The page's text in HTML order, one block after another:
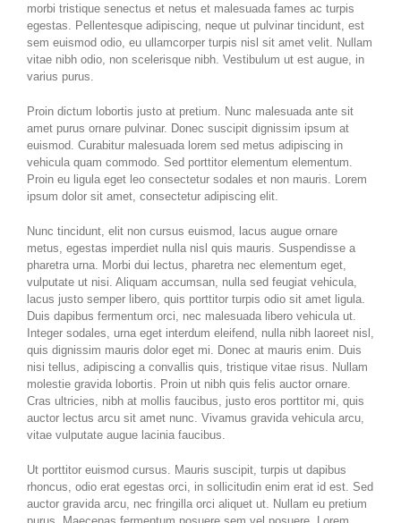
morbi tristique senectus et netus et malesuada fames ac turpis
egestas. Pellentesque adipiscing, neque ut pulvinar tincidunt, est
sem euismod odio, eu ullamcorper turpis nisl sit amet velit. Nullam
vitae nibh odio, non scelerisque nibh. Vestibulum ut est augue, in
varius purus.
Proin dictum lobortis justo at pretium. Nunc malesuada ante sit
amet purus ornare pulvinar. Donec suscipit dignissim ipsum at
euismod. Curabitur malesuada lorem sed metus adipiscing in
vehicula quam commodo. Sed porttitor elementum elementum.
Proin eu ligula eget leo consectetur sodales et non mauris. Lorem
ipsum dolor sit amet, consectetur adipiscing elit.
Nunc tincidunt, elit non cursus euismod, lacus augue ornare
metus, egestas imperdiet nulla nisl quis mauris. Suspendisse a
pharetra urna. Morbi dui lectus, pharetra nec elementum eget,
vulputate ut nisi. Aliquam accumsan, nulla sed feugiat vehicula,
lacus justo semper libero, quis porttitor turpis odio sit amet ligula.
Duis dapibus fermentum orci, nec malesuada libero vehicula ut.
Integer sodales, urna eget interdum eleifend, nulla nibh laoreet nisl,
quis dignissim mauris dolor eget mi. Donec at mauris enim. Duis
nisi tellus, adipiscing a convallis quis, tristique vitae risus. Nullam
molestie gravida lobortis. Proin ut nibh quis felis auctor ornare.
Cras ultricies, nibh at mollis faucibus, justo eros porttitor mi, quis
auctor lectus arcu sit amet nunc. Vivamus gravida vehicula arcu,
vitae vulputate augue lacinia faucibus.
Ut porttitor euismod cursus. Mauris suscipit, turpis ut dapibus
rhoncus, odio erat egestas orci, in sollicitudin enim erat id est. Sed
auctor gravida arcu, nec fringilla orci aliquet ut. Nullam eu pretium